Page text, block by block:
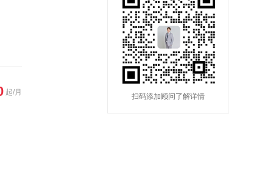
扫码添加顾问了解详情
起/月